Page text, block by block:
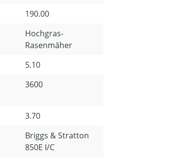
190.00
Hochgras-
Rasenmäher
5.10
3600
3.70
Briggs & Stratton
850E I/C